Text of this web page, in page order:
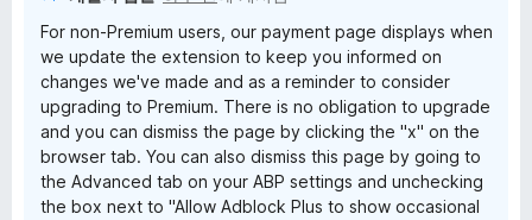
For non-Premium users, our payment page displays when
we update the extension to keep you informed on
changes we've made and as a reminder to consider
upgrading to Premium. There is no obligation to upgrade
and you can dismiss the page by clicking the "x" on the
browser tab. You can also dismiss this page by going to
the Advanced tab on your ABP settings and unchecking
the box next to "Allow Adblock Plus to show occasional